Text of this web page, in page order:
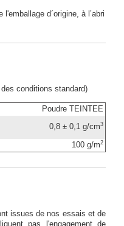
d´origine, à l’abri
conditions standard)
Poudre TEINTEE
0,8 ± 0,1 g/cm3
100 g/m2
issues de nos essais et de
pas l'engagement de